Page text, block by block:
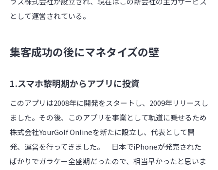
として運営されている。
集客成功の後にマネタイズの壁
1.スマホ黎明期からアプリに投資
このアプリは2008年に開発をスタートし、2009年リリースし
ました。その後、このアプリを事業として軌道に乗せるため
株式会社YourGolf Onlineを新たに設立し、代表として開
発、運営を行ってきました。 日本でiPhoneが発売された
ばかりでガラケー全盛期だったので、相当早かったと思いま